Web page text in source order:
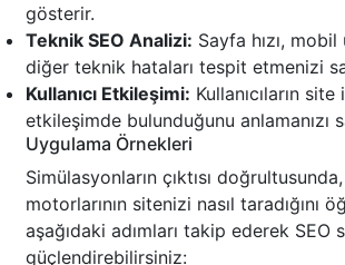
gösterir.
Teknik SEO Analizi: Sayfa hızı,
diğer teknik hataları tespit etmenizi
Kullanıcı Etkileşimi: Kullanıcıların site
etkileşimde bulunduğunu anlamanızı
Uygulama Örnekleri
Simülasyonların çıktısı
motorlarının sitenizi nasıl taradığını
aşağıdaki adımları takip ederek SEO
güçlendirebilirsiniz: